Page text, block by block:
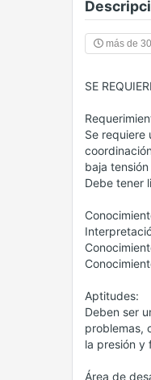
más de
SE
Se requiere
baja
Debe tener
Aptitudes:
Deben ser
problemas,
la presión y
Área de